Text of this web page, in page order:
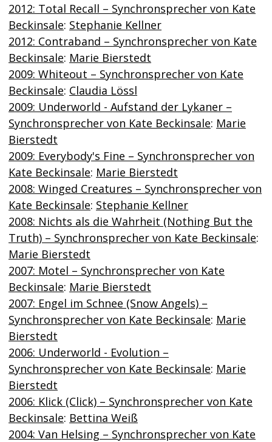
2012: Total Recall – Synchronsprecher von Kate
Beckinsale: Stephanie Kellner
2012: Contraband – Synchronsprecher von Kate
Beckinsale: Marie Bierstedt
2009: Whiteout – Synchronsprecher von Kate
Beckinsale: Claudia Lössl
2009: Underworld - Aufstand der Lykaner –
Synchronsprecher von Kate Beckinsale: Marie
Bierstedt
2009: Everybody's Fine – Synchronsprecher von
Kate Beckinsale: Marie Bierstedt
2008: Winged Creatures – Synchronsprecher von
Kate Beckinsale: Stephanie Kellner
2008: Nichts als die Wahrheit (Nothing But the
Truth) – Synchronsprecher von Kate Beckinsale:
Marie Bierstedt
2007: Motel – Synchronsprecher von Kate
Beckinsale: Marie Bierstedt
2007: Engel im Schnee (Snow Angels) –
Synchronsprecher von Kate Beckinsale: Marie
Bierstedt
2006: Underworld - Evolution –
Synchronsprecher von Kate Beckinsale: Marie
Bierstedt
2006: Klick (Click) – Synchronsprecher von Kate
Beckinsale: Bettina Weiß
2004: Van Helsing – Synchronsprecher von Kate